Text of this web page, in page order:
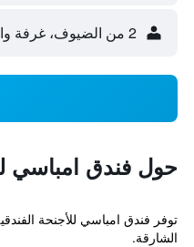
2 من الضيوف، غرفة واحدة
حول فندق امباسي
الشارقة.